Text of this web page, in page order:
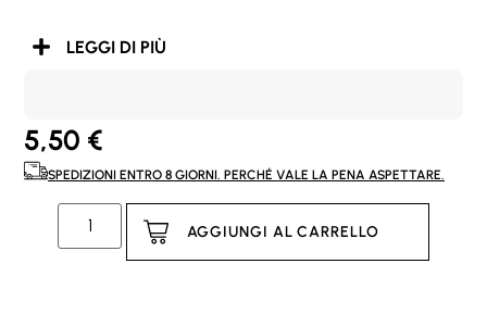
LEGGI DI PIÙ
5,50 €
SPEDIZIONI ENTRO 8 GIORNI. PERCHÉ VALE LA PENA ASPETTARE.
AGGIUNGI AL CARRELLO